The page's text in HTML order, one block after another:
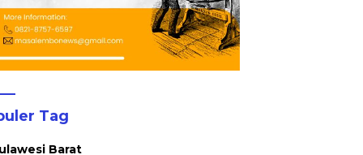
Tag
Barat